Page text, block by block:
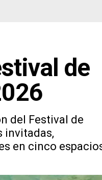
de
del Festival de
invitadas,
en cinco